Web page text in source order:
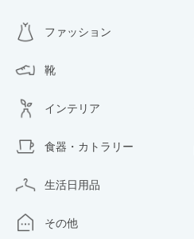
ファッション
靴
インテリア
食器・カトラリー
生活日用品
その他